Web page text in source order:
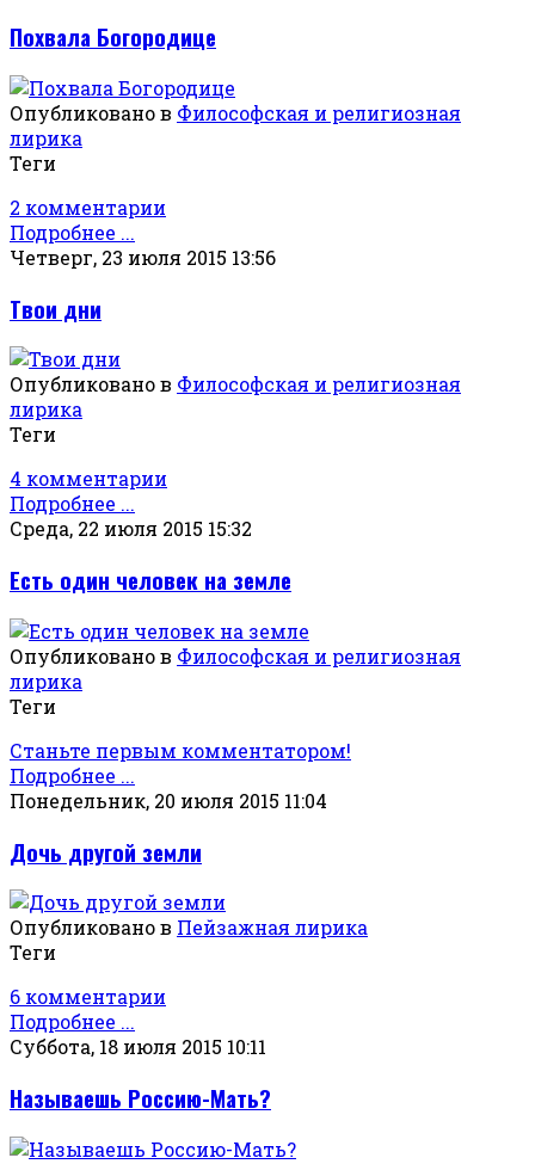
Похвала Богородице
Опубликовано в Философская и религиозная
лирика
Теги
2 комментарии
Подробнее ...
Четверг, 23 июля 2015 13:56
Твои дни
Опубликовано в Философская и религиозная
лирика
Теги
4 комментарии
Подробнее ...
Среда, 22 июля 2015 15:32
Есть один человек на земле
Опубликовано в Философская и религиозная
лирика
Теги
Станьте первым комментатором!
Подробнее ...
Понедельник, 20 июля 2015 11:04
Дочь другой земли
Опубликовано в Пейзажная лирика
Теги
6 комментарии
Подробнее ...
Суббота, 18 июля 2015 10:11
Называешь Россию-Мать?